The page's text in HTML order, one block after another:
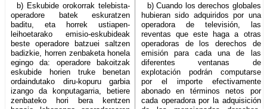
b) Eskubide orokorrak telebista-
operadore batek eskuratzen
baditu, eta horrek ustiapen-
leihoetarako emisio-eskubideak
beste operadore batzuei saltzen
badizkie, horren zenbaketa honela
egingo da: operadore bakoitzak
eskubide horien truke benetan
ordaindutako diru-kopuru garbia
izango da konputagarria, betiere
zenbateko hori bera kentzen
b) Cuando los derechos globales
hubieran sido adquiridos por una
operadora de televisión, las
reventas que este haga a otras
operadoras de los derechos de
emisión para cada una de las
diferentes ventanas de
explotación podrán computarse
por el importe efectivamente
abonado en términos netos por
cada operadora por la adquisición